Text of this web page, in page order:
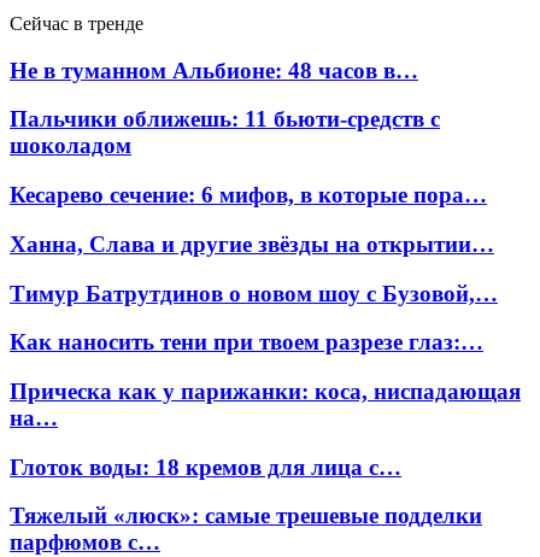
Сейчас в тренде
Не в туманном Альбионе: 48 часов в…
Пальчики оближешь: 11 бьюти-средств с
шоколадом
Кесарево сечение: 6 мифов, в которые пора…
Ханна, Слава и другие звёзды на открытии…
Тимур Батрутдинов о новом шоу с Бузовой,…
Как наносить тени при твоем разрезе глаз:…
Прическа как у парижанки: коса, ниспадающая
на…
Глоток воды: 18 кремов для лица с…
Тяжелый «люск»: самые трешевые подделки
парфюмов с…